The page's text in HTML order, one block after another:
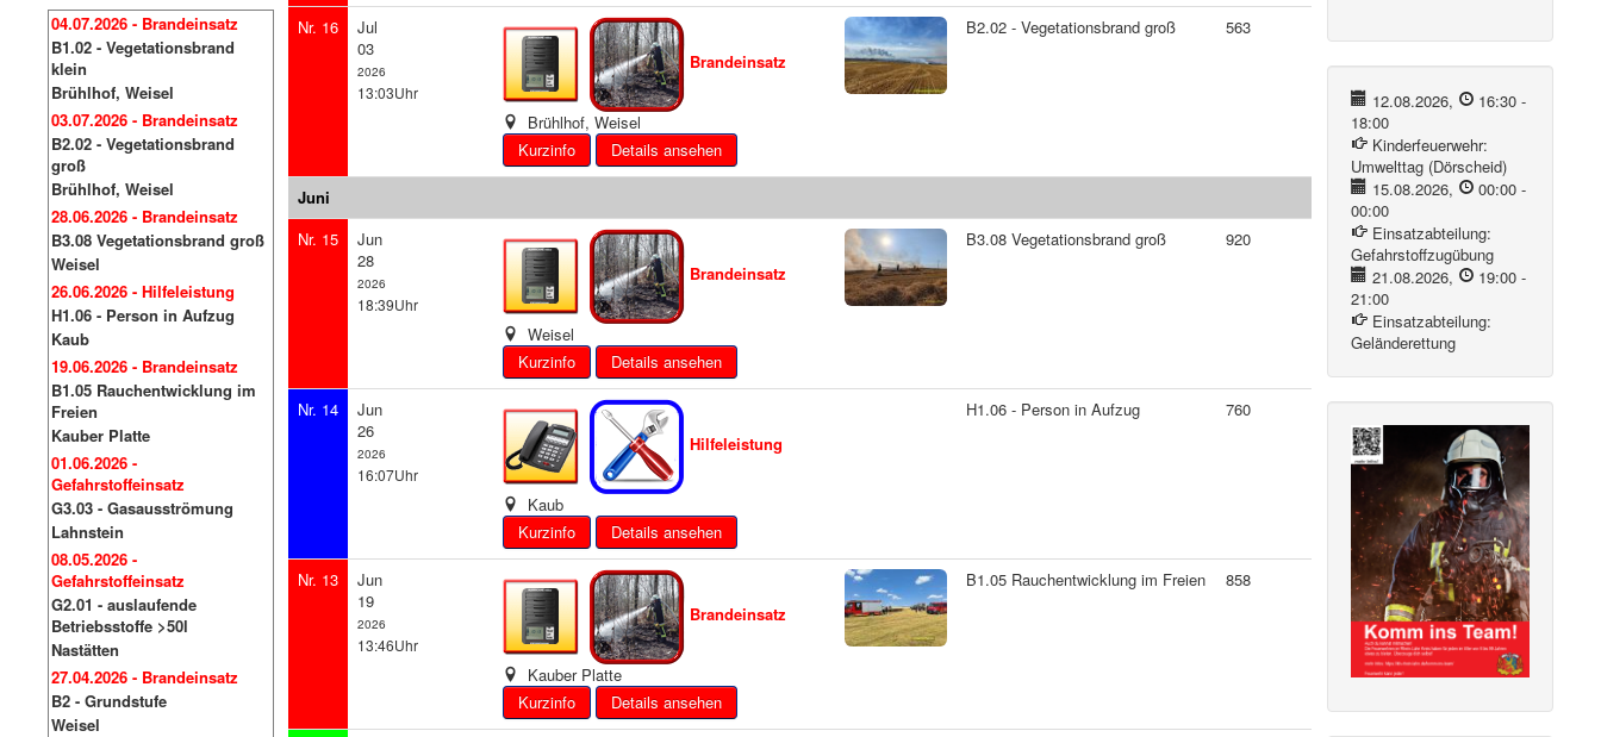
04.07.2026 - Brandeinsatz
B1.02 - Vegetationsbrand
klein
Brühlhof, Weisel
03.07.2026 - Brandeinsatz
B2.02 - Vegetationsbrand
groß
Brühlhof, Weisel
28.06.2026 - Brandeinsatz
B3.08 Vegetationsbrand groß
Weisel
26.06.2026 - Hilfeleistung
H1.06 - Person in Aufzug
Kaub
19.06.2026 - Brandeinsatz
B1.05 Rauchentwicklung im
Freien
Kauber Platte
01.06.2026 -
Gefahrstoffeinsatz
G3.03 - Gasausströmung
Lahnstein
08.05.2026 -
Gefahrstoffeinsatz
G2.01 - auslaufende
Betriebsstoffe >50l
Nastätten
27.04.2026 - Brandeinsatz
B2 - Grundstufe
Weisel
Nr. 16
Jul
03
2026
13:03Uhr
Brandeinsatz
Brühlhof, Weisel
Details ansehen
B2.02 - Vegetationsbrand groß 563
Juni
Nr. 15
Jun
28
2026
18:39Uhr
Brandeinsatz
Weisel
Details ansehen
B3.08 Vegetationsbrand groß 920
Nr. 14
Jun
26
2026
16:07Uhr
Hilfeleistung
Kaub
Details ansehen
H1.06 - Person in Aufzug 760
Nr. 13
Jun
19
2026
13:46Uhr
Brandeinsatz
Kauber Platte
Details ansehen
B1.05 Rauchentwicklung im Freien 858
12.08.2026, 16:30-
18:00
Kinderfeuerwehr:
Umwelttag (Dörscheid)
15.08.2026, 00:00-
00:00
Einsatzabteilung:
Gefahrstoffzugübung
21.08.2026, 19:00-
21:00
Einsatzabteilung:
Geländerettung